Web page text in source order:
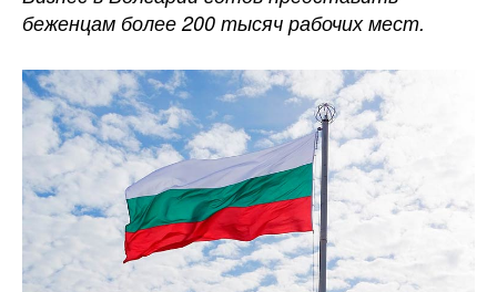
места
украинцев
беженцам более 200 тысяч рабочих мест.